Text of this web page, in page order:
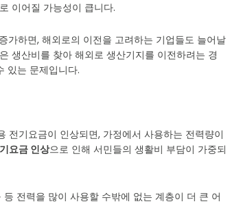
이어질 가능성이 큽니다.
가하면, 해외로의 이전을 고려하는 기업들도 늘어날
생산비를 찾아 해외로 생산기지를 이전하려는 경
있는 문제입니다.
전기요금이 인상되면, 가정에서 사용하는 전력량이
요금 인상으로 인해 서민들의 생활비 부담이 가중되
전력을 많이 사용할 수밖에 없는 계층이 더 큰 어